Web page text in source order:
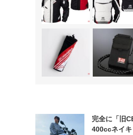
完全に「旧
400ccネイ